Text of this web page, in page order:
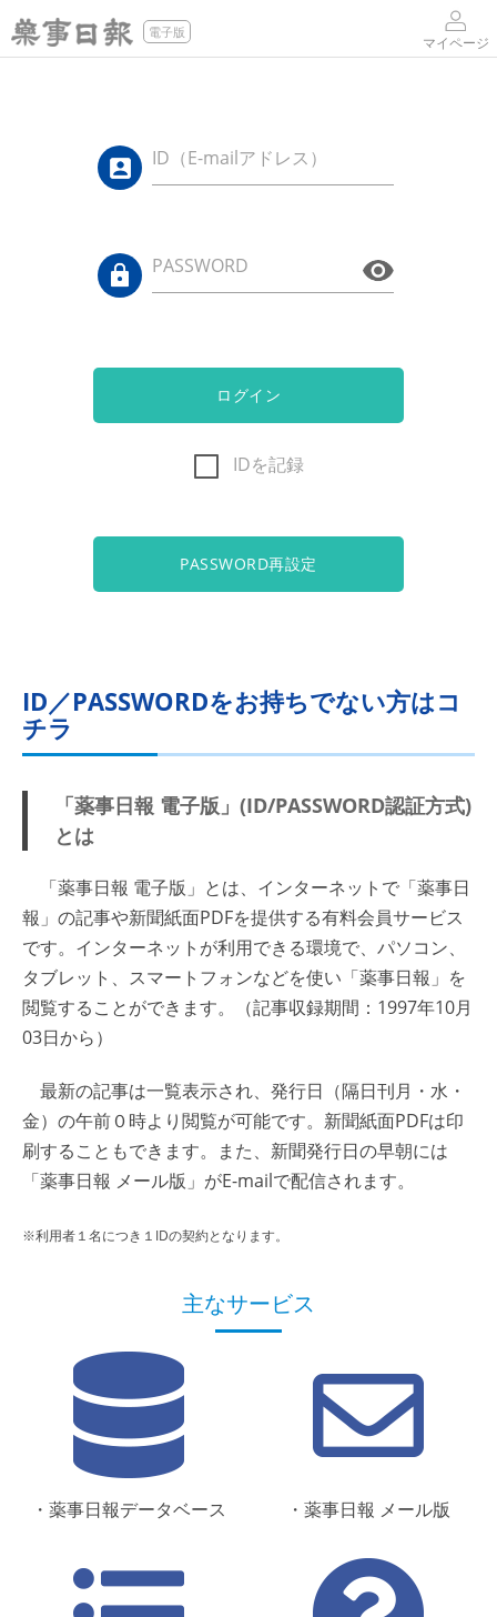
電子版
マイページ
ID（E-mailアドレス）
PASSWORD
ログイン
IDを記録
PASSWORD再設定
ID／PASSWORDをお持ちでない方はコ
チラ
「薬事日報 電子版」(ID/PASSWORD認証方式)
とは
「薬事日報 電子版」とは、インターネットで「薬事日
報」の記事や新聞紙面PDFを提供する有料会員サービス
です。インターネットが利用できる環境で、パソコン、
タブレット、スマートフォンなどを使い「薬事日報」を
閲覧することができます。（記事収録期間：1997年10月
03日から）
最新の記事は一覧表示され、発行日（隔日刊月・水・
金）の午前０時より閲覧が可能です。新聞紙面PDFは印
刷することもできます。また、新聞発行日の早朝には
「薬事日報 メール版」がE-mailで配信されます。
※利用者１名につき１IDの契約となります。
主なサービス
・薬事日報データベース ・薬事日報 メール版